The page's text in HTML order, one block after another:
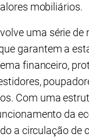
mobiliários.
uma série de
garantem a
financeiro,
Com uma
da
a circulação de